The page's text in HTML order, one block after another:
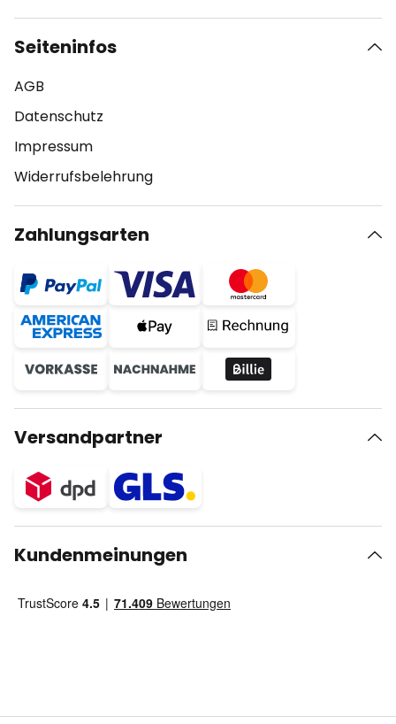
Seiteninfos
AGB
Datenschutz
Impressum
Widerrufsbelehrung
Zahlungsarten
Versandpartner
Kundenmeinungen